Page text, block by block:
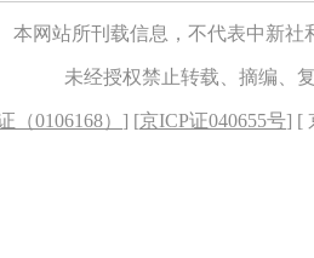
本网站所刊载信息，不代表中新
未经授权禁止转载、摘编、
0106168） ] [京ICP证040655号] [